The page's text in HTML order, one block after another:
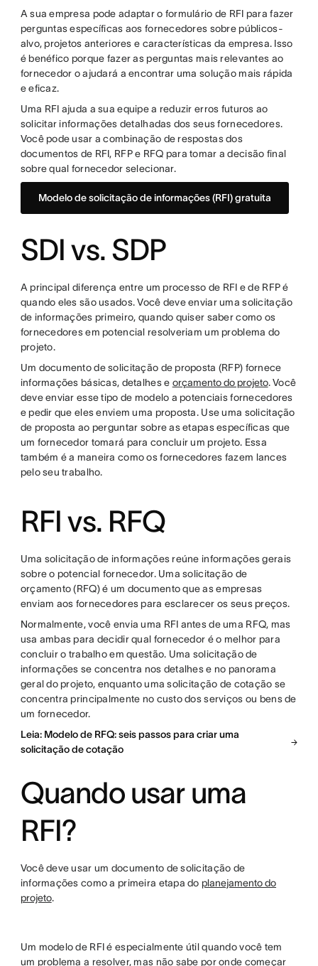
A sua empresa pode adaptar o formulário de RFI para fazer
perguntas específicas aos fornecedores sobre públicos-
alvo, projetos anteriores e características da empresa. Isso
é benéfico porque fazer as perguntas mais relevantes ao
fornecedor o ajudará a encontrar uma solução mais rápida
e eficaz.
Uma RFI ajuda a sua equipe a reduzir erros futuros ao
solicitar informações detalhadas dos seus fornecedores.
Você pode usar a combinação de respostas dos
documentos de RFI, RFP e RFQ para tomar a decisão final
sobre qual fornecedor selecionar.
Modelo de solicitação de informações (RFI) gratuita
SDI vs. SDP
A principal diferença entre um processo de RFI e de RFP é
quando eles são usados. Você deve enviar uma solicitação
de informações primeiro, quando quiser saber como os
fornecedores em potencial resolveriam um problema do
projeto.
Um documento de solicitação de proposta (RFP) fornece
informações básicas, detalhes e orçamento do projeto. Você
deve enviar esse tipo de modelo a potenciais fornecedores
e pedir que eles enviem uma proposta. Use uma solicitação
de proposta ao perguntar sobre as etapas específicas que
um fornecedor tomará para concluir um projeto. Essa
também é a maneira como os fornecedores fazem lances
pelo seu trabalho.
RFI vs. RFQ
Uma solicitação de informações reúne informações gerais
sobre o potencial fornecedor. Uma solicitação de
orçamento (RFQ) é um documento que as empresas
enviam aos fornecedores para esclarecer os seus preços.
Normalmente, você envia uma RFI antes de uma RFQ, mas
usa ambas para decidir qual fornecedor é o melhor para
concluir o trabalho em questão. Uma solicitação de
informações se concentra nos detalhes e no panorama
geral do projeto, enquanto uma solicitação de cotação se
concentra principalmente no custo dos serviços ou bens de
um fornecedor.
Leia: Modelo de RFQ: seis passos para criar uma
solicitação de cotação
Quando usar uma
RFI?
Você deve usar um documento de solicitação de
informações como a primeira etapa do planejamento do
projeto.
Um modelo de RFI é especialmente útil quando você tem
um problema a resolver, mas não sabe por onde começar